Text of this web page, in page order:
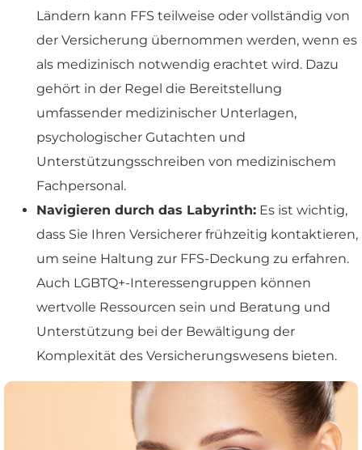
Ländern kann FFS teilweise oder vollständig von
der Versicherung übernommen werden, wenn es
als medizinisch notwendig erachtet wird. Dazu
gehört in der Regel die Bereitstellung
umfassender medizinischer Unterlagen,
psychologischer Gutachten und
Unterstützungsschreiben von medizinischem
Fachpersonal.
Navigieren durch das Labyrinth: Es ist wichtig,
dass Sie Ihren Versicherer frühzeitig kontaktieren,
um seine Haltung zur FFS-Deckung zu erfahren.
Auch LGBTQ+-Interessengruppen können
wertvolle Ressourcen sein und Beratung und
Unterstützung bei der Bewältigung der
Komplexität des Versicherungswesens bieten.